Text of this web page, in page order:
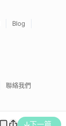
Blog
聯絡我們